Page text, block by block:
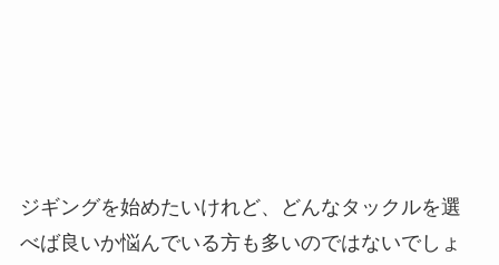
ジギングを始めたいけれど、どんなタックルを選
べば良いか悩んでいる方も多いのではないでしょ